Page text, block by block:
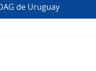
de Uruguay